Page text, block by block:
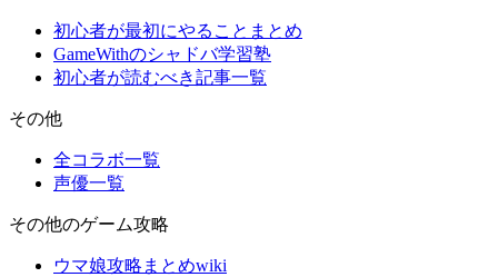
初心者が最初にやることまとめ
GameWithのシャドバ学習塾
初心者が読むべき記事一覧
その他
全コラボ一覧
声優一覧
その他のゲーム攻略
ウマ娘攻略まとめwiki